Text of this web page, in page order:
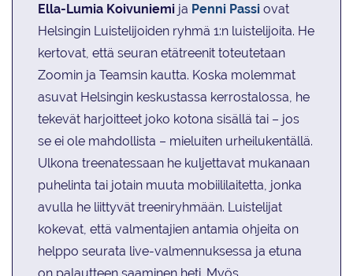
Ella-Lumia Koivuniemi ja Penni Passi ovat
Helsingin Luistelijoiden ryhmä 1:n luistelijoita. He
kertovat, että seuran etätreenit toteutetaan
Zoomin ja Teamsin kautta. Koska molemmat
asuvat Helsingin keskustassa kerrostalossa, he
tekevät harjoitteet joko kotona sisällä tai – jos
se ei ole mahdollista – mieluiten urheilukentällä.
Ulkona treenatessaan he kuljettavat mukanaan
puhelinta tai jotain muuta mobiililaitetta, jonka
avulla he liittyvät treeniryhmään. Luistelijat
kokevat, että valmentajien antamia ohjeita on
helppo seurata live-valmennuksessa ja etuna